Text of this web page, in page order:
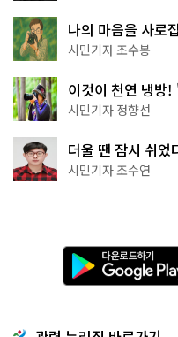
나의 마음을 사로
상작 공개!
시민기자 조수봉
이것이 천연 냉방
나볼까
시민기자 정향선
더울 땐 잠시 쉬었
·무더위쉼터까지
시민기자 조수연
다
운
로
기